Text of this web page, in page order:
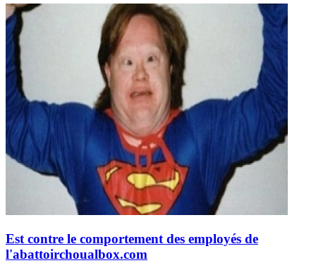
Est contre le comportement des employés de
l'abattoirchoualbox.com